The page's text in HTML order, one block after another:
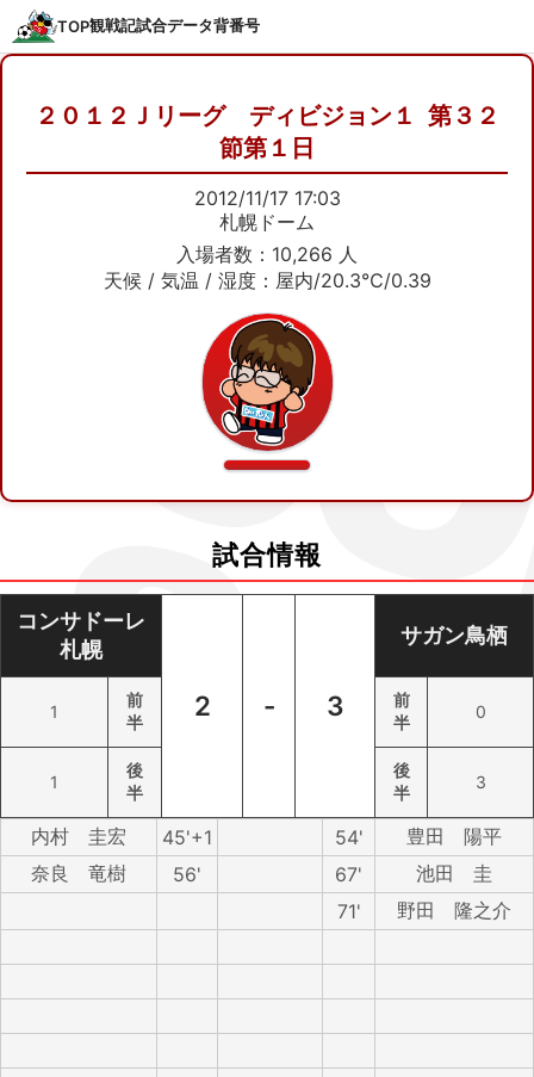
TOP観戦記試合データ背番号
２０１２Ｊリーグ ディビジョン１ 第３２
節第１日
2012/11/17 17:03
札幌ドーム
入場者数：10,266 人
天候 / 気温 / 湿度：屋内/20.3℃/0.39
試合情報
コンサドーレ
札幌
2 - 3
サガン鳥栖
1
前
半
前
半
0
1
後
半
後
半
3
内村 圭宏 45'+1 54'
豊田 陽平
奈良 竜樹
56' 67'
池田 圭
71'
野田 隆之介